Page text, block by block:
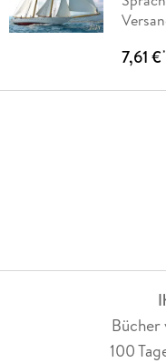
7,61 €*
100